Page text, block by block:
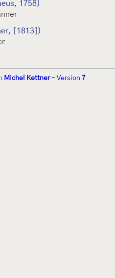
1758)
[1813])
Michel Kettner- Version 7